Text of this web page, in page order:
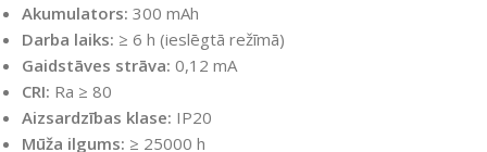
Akumulators: 300 mAh
Darba laiks: ≥ 6 h (ieslēgtā režīmā)
Gaidstāves strāva: 0,12 mA
CRI: Ra ≥ 80
Aizsardzības klase: IP20
Mūža ilgums: ≥ 25000 h